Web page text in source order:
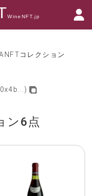
WineNFT.jp
コレクション
ン6点